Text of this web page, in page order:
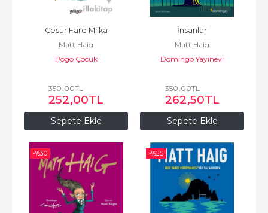
Sepete Ekle
Cesur Fare Miika
Matt Haig
Pogo Çocuk
350,00TL
252,00TL
Sepete Ekle
İnsanlar
Matt Haig
Domingo Yayınevi
350,00TL
262,50TL
-%30 -%25